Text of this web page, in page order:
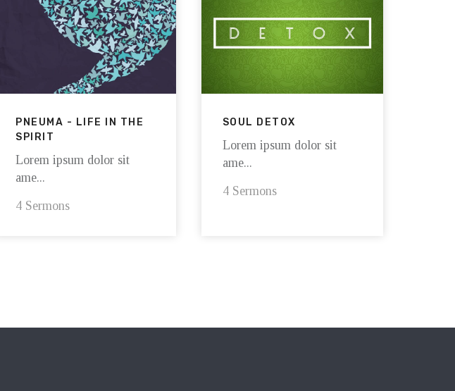
PNEUMA - LIFE IN THE
SPIRIT
Lorem ipsum dolor sit
ame...
4 Sermons
SOUL DETOX
Lorem ipsum dolor sit
ame...
4 Sermons